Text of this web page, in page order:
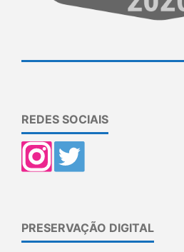
REDES SOCIAIS
PRESERVAÇÃO DIGITAL